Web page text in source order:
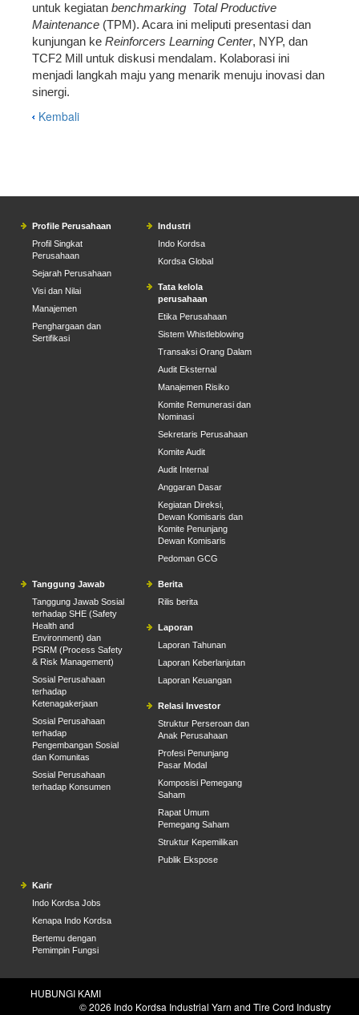
untuk kegiatan benchmarking Total Productive
Maintenance (TPM). Acara ini meliputi presentasi dan
kunjungan ke Reinforcers Learning Center, NYP, dan
TCF2 Mill untuk diskusi mendalam. Kolaborasi ini
menjadi langkah maju yang menarik menuju inovasi dan
sinergi.
Kembali
Profile Perusahaan
Profil Singkat
Perusahaan
Sejarah Perusahaan
Visi dan Nilai
Manajemen
Penghargaan dan
Sertifikasi
Industri
Indo Kordsa
Kordsa Global
Tata kelola
perusahaan
Etika Perusahaan
Sistem Whistleblowing
Transaksi Orang Dalam
Audit Eksternal
Manajemen Risiko
Komite Remunerasi dan
Nominasi
Sekretaris Perusahaan
Komite Audit
Audit Internal
Anggaran Dasar
Kegiatan Direksi,
Dewan Komisaris dan
Komite Penunjang
Dewan Komisaris
Pedoman GCG
Tanggung Jawab
Tanggung Jawab Sosial
terhadap SHE (Safety
Health and
Environment) dan
PSRM (Process Safety
& Risk Management)
Sosial Perusahaan
terhadap
Ketenagakerjaan
Sosial Perusahaan
terhadap
Pengembangan Sosial
dan Komunitas
Sosial Perusahaan
terhadap Konsumen
Berita
Rilis berita
Laporan
Laporan Tahunan
Laporan Keberlanjutan
Laporan Keuangan
Relasi Investor
Struktur Perseroan dan
Anak Perusahaan
Profesi Penunjang
Pasar Modal
Komposisi Pemegang
Saham
Rapat Umum
Pemegang Saham
Struktur Kepemilikan
Publik Ekspose
Karir
Indo Kordsa Jobs
Kenapa Indo Kordsa
Bertemu dengan
Pemimpin Fungsi
HUBUNGI KAMI
© 2026 Indo Kordsa Industrial Yarn and Tire Cord Industry